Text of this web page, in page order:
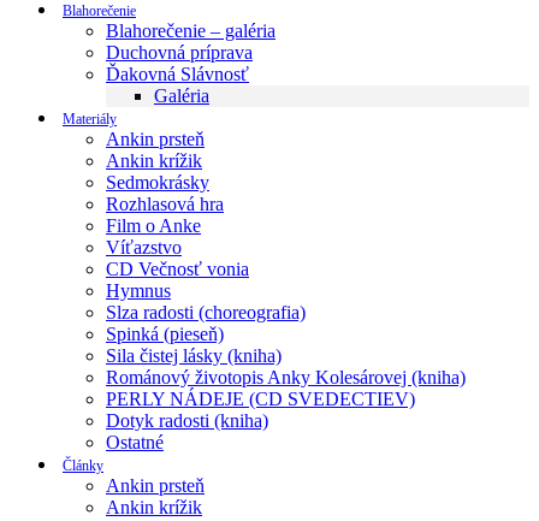
Blahorečenie
Blahorečenie – galéria
Duchovná príprava
Ďakovná Slávnosť
Galéria
Materiály
Ankin prsteň
Ankin krížik
Sedmokrásky
Rozhlasová hra
Film o Anke
Víťazstvo
CD Večnosť vonia
Hymnus
Slza radosti (choreografia)
Spinká (pieseň)
Sila čistej lásky (kniha)
Románový životopis Anky Kolesárovej (kniha)
PERLY NÁDEJE (CD SVEDECTIEV)
Dotyk radosti (kniha)
Ostatné
Články
Ankin prsteň
Ankin krížik